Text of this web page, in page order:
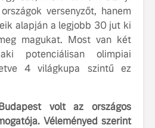
versenyzőt, hanem
alapján a legjobb 30 jut ki
magukat. Most van két
potenciálisan olimpiai
4 világkupa szintű ez
volt az országos
Véleményed szerint